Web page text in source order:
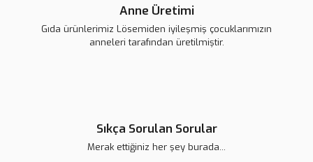
Anne Üretimi
Gıda ürünlerimiz Lösemiden iyileşmiş çocuklarımızın
anneleri tarafından üretilmiştir.
Sıkça Sorulan Sorular
Merak ettiğiniz her şey burada...